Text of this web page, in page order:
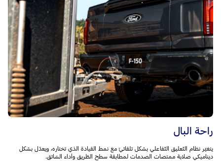
راحة البال
يتغيّر نظام التّعليق التّفاعلي بشكل تلقائيّ مع نمط القيادة الذي تختاره، ويعدّل بشكل
ديناميكي صلابة ممتصات الصدمات لمطابقة سطح الطّريق وأداء السّائق.